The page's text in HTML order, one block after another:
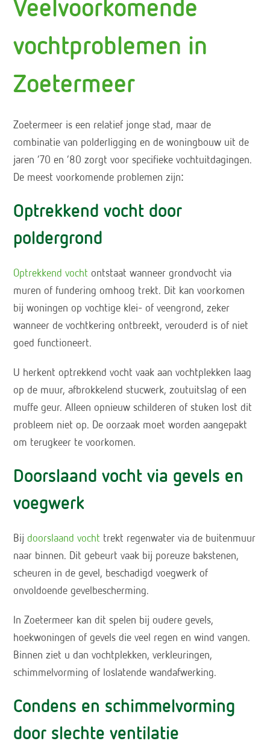
Veelvoorkomende
vochtproblemen in
Zoetermeer
Zoetermeer is een relatief jonge stad, maar de
combinatie van polderligging en de woningbouw uit de
jaren ’70 en ’80 zorgt voor specifieke vochtuitdagingen.
De meest voorkomende problemen zijn:
Optrekkend vocht door
poldergrond
Optrekkend vocht ontstaat wanneer grondvocht via
muren of fundering omhoog trekt. Dit kan voorkomen
bij woningen op vochtige klei- of veengrond, zeker
wanneer de vochtkering ontbreekt, verouderd is of niet
goed functioneert.
U herkent optrekkend vocht vaak aan vochtplekken laag
op de muur, afbrokkelend stucwerk, zoutuitslag of een
muffe geur. Alleen opnieuw schilderen of stuken lost dit
probleem niet op. De oorzaak moet worden aangepakt
om terugkeer te voorkomen.
Doorslaand vocht via gevels en
voegwerk
Bij doorslaand vocht trekt regenwater via de buitenmuur
naar binnen. Dit gebeurt vaak bij poreuze bakstenen,
scheuren in de gevel, beschadigd voegwerk of
onvoldoende gevelbescherming.
In Zoetermeer kan dit spelen bij oudere gevels,
hoekwoningen of gevels die veel regen en wind vangen.
Binnen ziet u dan vochtplekken, verkleuringen,
schimmelvorming of loslatende wandafwerking.
Condens en schimmelvorming
door slechte ventilatie